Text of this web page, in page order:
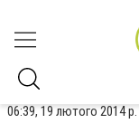
06:39, 19 лютого 2014 р.